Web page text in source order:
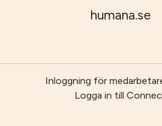
humana.se
Inloggning för
Logga in till